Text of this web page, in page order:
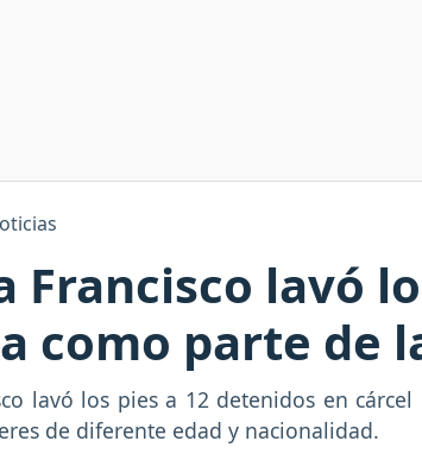
Francisco lavó
como parte de
lavó los pies a 12 detenidos en
de diferente edad y nacionalidad.